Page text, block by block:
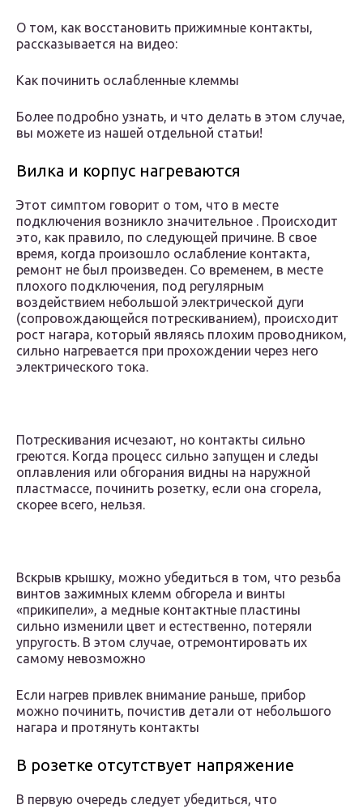
О том, как восстановить прижимные контакты,
рассказывается на видео:
Как починить ослабленные клеммы
Более подробно узнать, и что делать в этом случае,
вы можете из нашей отдельной статьи!
Вилка и корпус нагреваются
Этот симптом говорит о том, что в месте
подключения возникло значительное . Происходит
это, как правило, по следующей причине. В свое
время, когда произошло ослабление контакта,
ремонт не был произведен. Со временем, в месте
плохого подключения, под регулярным
воздействием небольшой электрической дуги
(сопровождающейся потрескиванием), происходит
рост нагара, который являясь плохим проводником,
сильно нагревается при прохождении через него
электрического тока.
Потрескивания исчезают, но контакты сильно
греются. Когда процесс сильно запущен и следы
оплавления или обгорания видны на наружной
пластмассе, починить розетку, если она сгорела,
скорее всего, нельзя.
Вскрыв крышку, можно убедиться в том, что резьба
винтов зажимных клемм обгорела и винты
«прикипели», а медные контактные пластины
сильно изменили цвет и естественно, потеряли
упругость. В этом случае, отремонтировать их
самому невозможно
Если нагрев привлек внимание раньше, прибор
можно починить, почистив детали от небольшого
нагара и протянуть контакты
В розетке отсутствует напряжение
В первую очередь следует убедиться, что